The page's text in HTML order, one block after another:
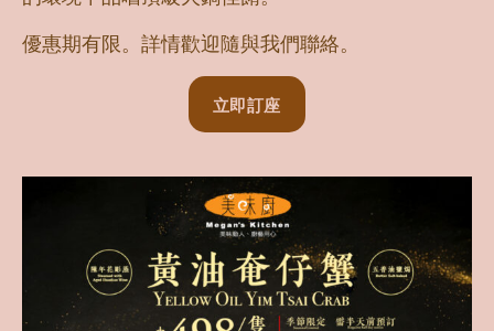
優惠期有限。詳情歡迎隨與我們聯絡。
立即訂座